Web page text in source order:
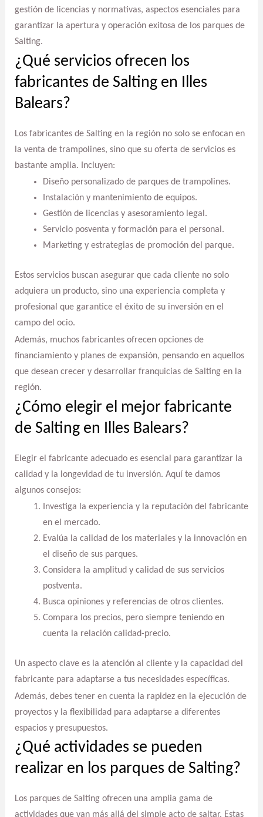
gestión de licencias y normativas, aspectos esenciales para
garantizar la apertura y operación exitosa de los parques de
Salting.
¿Qué servicios ofrecen los
fabricantes de Salting en Illes
Balears?
Los fabricantes de Salting en la región no solo se enfocan en
la venta de trampolines, sino que su oferta de servicios es
bastante amplia. Incluyen:
Diseño personalizado de parques de trampolines.
Instalación y mantenimiento de equipos.
Gestión de licencias y asesoramiento legal.
Servicio posventa y formación para el personal.
Marketing y estrategias de promoción del parque.
Estos servicios buscan asegurar que cada cliente no solo
adquiera un producto, sino una experiencia completa y
profesional que garantice el éxito de su inversión en el
campo del ocio.
Además, muchos fabricantes ofrecen opciones de
financiamiento y planes de expansión, pensando en aquellos
que desean crecer y desarrollar franquicias de Salting en la
región.
¿Cómo elegir el mejor fabricante
de Salting en Illes Balears?
Elegir el fabricante adecuado es esencial para garantizar la
calidad y la longevidad de tu inversión. Aquí te damos
algunos consejos:
Investiga la experiencia y la reputación del fabricante
en el mercado.
Evalúa la calidad de los materiales y la innovación en
el diseño de sus parques.
Considera la amplitud y calidad de sus servicios
postventa.
Busca opiniones y referencias de otros clientes.
Compara los precios, pero siempre teniendo en
cuenta la relación calidad-precio.
Un aspecto clave es la atención al cliente y la capacidad del
fabricante para adaptarse a tus necesidades específicas.
Además, debes tener en cuenta la rapidez en la ejecución de
proyectos y la flexibilidad para adaptarse a diferentes
espacios y presupuestos.
¿Qué actividades se pueden
realizar en los parques de Salting?
Los parques de Salting ofrecen una amplia gama de
actividades que van más allá del simple acto de saltar. Estas